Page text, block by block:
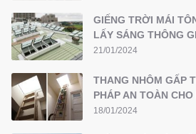
GIẾNG TRỜI MÁI
LẤY SÁNG THÔNG
21/01/2024
THANG NHÔM GẤP
PHÁP AN TOÀN
18/01/2024